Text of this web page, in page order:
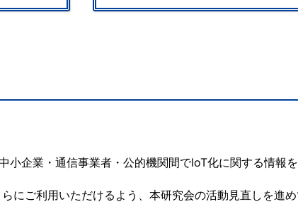
企業・通信事業者・公的機関間でIoT化に関する情報を
ご利用いただけるよう、本研究会の活動見直しを進め